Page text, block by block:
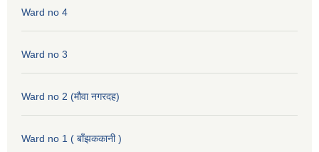
Ward no 4
Ward no 3
Ward no 2 (मौवा नगरदह)
Ward no 1 ( बाँझककानी )